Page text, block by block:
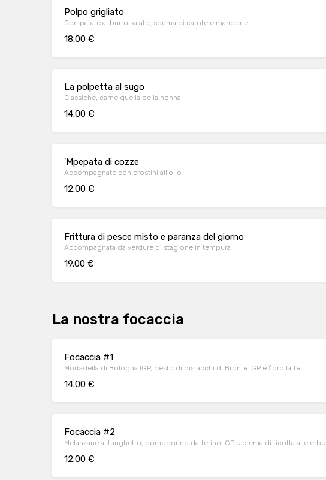
Polpo grigliato
Con patate al burro salato, spuma di carote e mandorle
18.00 €
La polpetta al sugo
Classiche, carne quella della nonna
14.00 €
'Mpepata di cozze
Accompagnate con crostini all'olio
12.00 €
Frittura di pesce misto e paranza del giorno
Accompagnata da verdure di stagione in tempura
19.00 €
La nostra focaccia
Focaccia #1
Mortadella di Bologna IGP, pesto di pistacchi di Bronte IGP e fiordilatte
14.00 €
Focaccia #2
Melanzane al funghetto, pomodorino datterino IGP e crema di ricotta alle erbe
12.00 €